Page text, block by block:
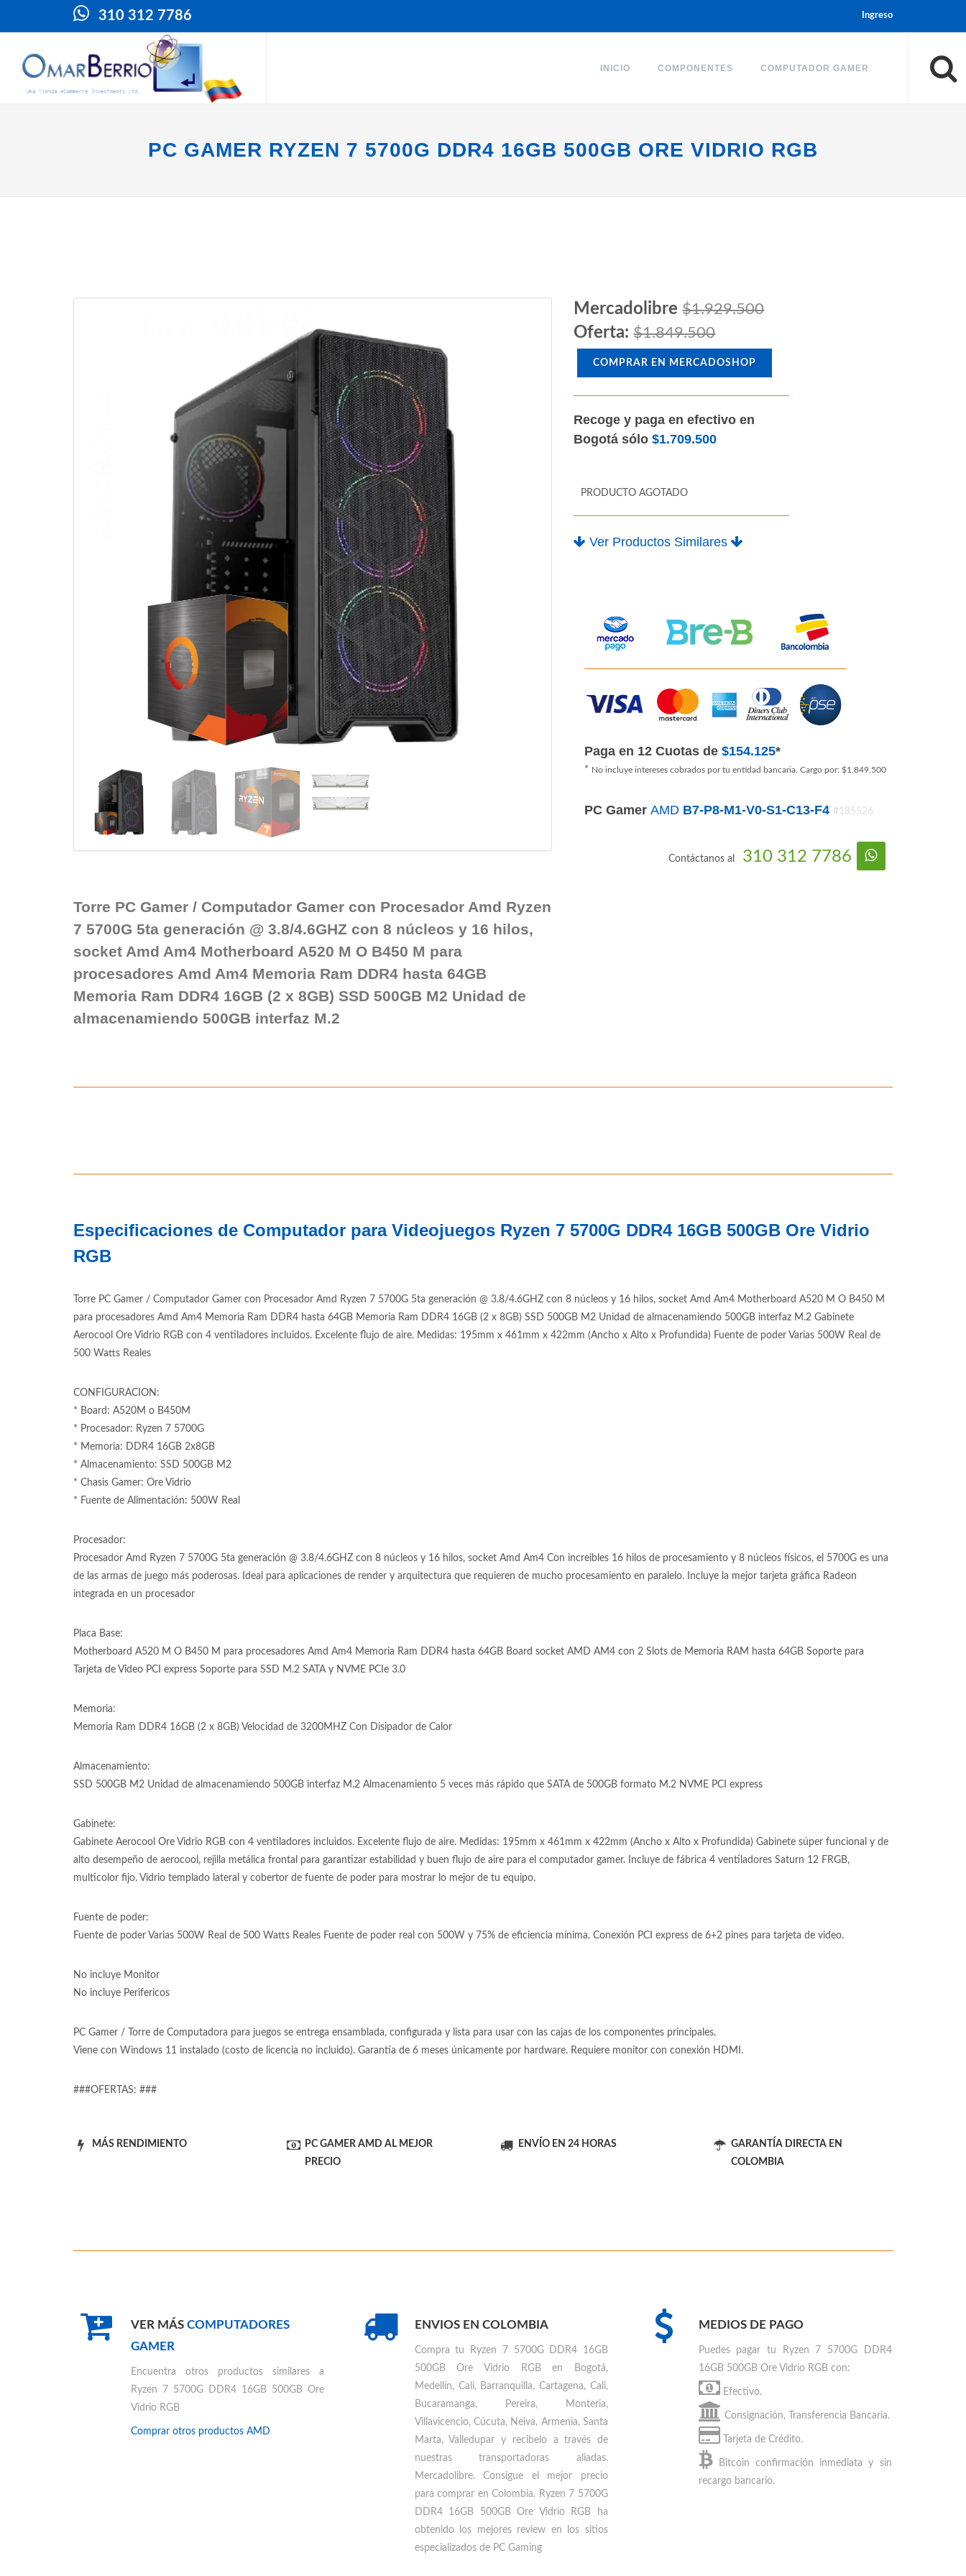
310 312 7786 Ingreso
INICIO COMPONENTES COMPUTADOR GAMER
PC GAMER RYZEN 7 5700G DDR4 16GB 500GB ORE VIDRIO RGB
Torre PC Gamer / Computador Gamer con Procesador Amd Ryzen
7 5700G 5ta generación @ 3.8/4.6GHZ con 8 núcleos y 16 hilos,
socket Amd Am4 Motherboard A520 M O B450 M para
procesadores Amd Am4 Memoria Ram DDR4 hasta 64GB
Memoria Ram DDR4 16GB (2 x 8GB) SSD 500GB M2 Unidad de
almacenamiendo 500GB interfaz M.2
Mercadolibre$1.929.500
Oferta:$1.849.500
COMPRAR EN MERCADOSHOP
Recoge y paga en efectivo en
Bogotá sólo$1.709.500
PRODUCTO AGOTADO
Ver Productos Similares
Paga en 12 Cuotas de$154.125*
* No incluye intereses cobrados por tu entidad bancaria. Cargo por: $1.849.500
PC GamerAMD B7-P8-M1-V0-S1-C13-F4 #185526
Contáctanos al 310 312 7786
Especificaciones de Computador para Videojuegos Ryzen 7 5700G DDR4 16GB 500GB Ore Vidrio
RGB
Torre PC Gamer / Computador Gamer con Procesador Amd Ryzen 7 5700G 5ta generación @ 3.8/4.6GHZ con 8 núcleos y 16 hilos, socket Amd Am4 Motherboard A520 M O B450 M
para procesadores Amd Am4 Memoria Ram DDR4 hasta 64GB Memoria Ram DDR4 16GB (2 x 8GB) SSD 500GB M2 Unidad de almacenamiendo 500GB interfaz M.2 Gabinete
Aerocool Ore Vidrio RGB con 4 ventiladores incluidos. Excelente flujo de aire. Medidas: 195mm x 461mm x 422mm (Ancho x Alto x Profundida) Fuente de poder Varias 500W Real de
500 Watts Reales
CONFIGURACION:
* Board: A520M o B450M
* Procesador: Ryzen 7 5700G
* Memoria: DDR4 16GB 2x8GB
* Almacenamiento: SSD 500GB M2
* Chasis Gamer: Ore Vidrio
* Fuente de Alimentación: 500W Real
Procesador:
Procesador Amd Ryzen 7 5700G 5ta generación @ 3.8/4.6GHZ con 8 núcleos y 16 hilos, socket Amd Am4 Con increibles 16 hilos de procesamiento y 8 núcleos físicos, el 5700G es una
de las armas de juego más poderosas. Ideal para aplicaciones de render y arquitectura que requieren de mucho procesamiento en paralelo. Incluye la mejor tarjeta gráfica Radeon
integrada en un procesador
Placa Base:
Motherboard A520 M O B450 M para procesadores Amd Am4 Memoria Ram DDR4 hasta 64GB Board socket AMD AM4 con 2 Slots de Memoria RAM hasta 64GB Soporte para
Tarjeta de Video PCI express Soporte para SSD M.2 SATA y NVME PCIe 3.0
Memoria:
Memoria Ram DDR4 16GB (2 x 8GB) Velocidad de 3200MHZ Con Disipador de Calor
Almacenamiento:
SSD 500GB M2 Unidad de almacenamiendo 500GB interfaz M.2 Almacenamiento 5 veces más rápido que SATA de 500GB formato M.2 NVME PCI express
Gabinete:
Gabinete Aerocool Ore Vidrio RGB con 4 ventiladores incluidos. Excelente flujo de aire. Medidas: 195mm x 461mm x 422mm (Ancho x Alto x Profundida) Gabinete súper funcional y de
alto desempeño de aerocool, rejilla metálica frontal para garantizar estabilidad y buen flujo de aire para el computador gamer. Incluye de fábrica 4 ventiladores Saturn 12 FRGB,
multicolor fijo. Vidrio templado lateral y cobertor de fuente de poder para mostrar lo mejor de tu equipo.
Fuente de poder:
Fuente de poder Varias 500W Real de 500 Watts Reales Fuente de poder real con 500W y 75% de eficiencia mínima. Conexión PCI express de 6+2 pines para tarjeta de video.
No incluye Monitor
No incluye Perifericos
PC Gamer / Torre de Computadora para juegos se entrega ensamblada, configurada y lista para usar con las cajas de los componentes principales.
Viene con Windows 11 instalado (costo de licencia no incluido). Garantía de 6 meses únicamente por hardware. Requiere monitor con conexión HDMI.
###OFERTAS: ###
MÁS RENDIMIENTO
PC GAMER AMD AL MEJOR
PRECIO
ENVÍO EN 24 HORAS
GARANTÍA DIRECTA EN
COLOMBIA
VER MÁS COMPUTADORES
GAMER
Encuentra otros productos similares a
Ryzen 7 5700G DDR4 16GB 500GB Ore
Vidrio RGB
Comprar otros productos AMD
ENVIOS EN COLOMBIA
Compra tu
Ryzen 7 5700G DDR4 16GB
500GB Ore Vidrio RGB en Bogotá,
Medellín, Cali, Barranquilla, Cartagena, Cali,
Bucaramanga, Pereira, Monteria,
Villavicencio, Cúcuta, Neiva, Armenia, Santa
Marta, Valledupar y recibelo a través de
nuestras transportadoras aliadas.
Mercadolibre. Consigue el mejor precio
paracomprar en Colombia. Ryzen 7 5700G
DDR4 16GB 500GB Ore Vidrio RGB ha
obtenido los mejores review en los sitios
especializados de PC Gaming
MEDIOS DE PAGO
Puedes pagar tu Ryzen 7 5700G DDR4
16GB 500GB Ore Vidrio RGB con:
Efectivo.
Consignación, Transferencia Bancaria.
Tarjeta de Crédito.
Bitcoin confirmación inmediata y sin
recargo bancario.